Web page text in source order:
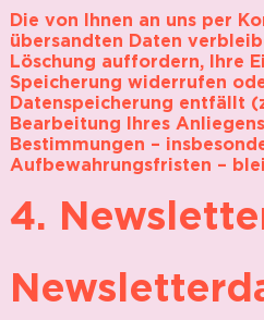
Die von Ihnen an uns per
übersandten Daten
Löschung auffordern, Ihre
Speicherung widerrufen
Datenspeicherung entfällt
Bearbeitung Ihres
Bestimmungen –
Aufbewahrungsfristen –
4.